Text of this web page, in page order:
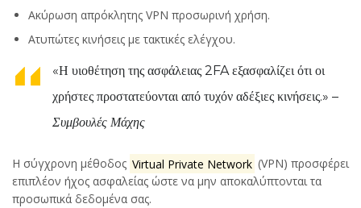
Ακύρωση απρόκλητης VPN προσωρινή χρήση.
Ατυπώτες κινήσεις με τακτικές ελέγχου.
«Η υιοθέτηση της ασφάλειας 2FA εξασφαλίζει ότι οι
χρήστες προστατεύονται από τυχόν αδέξιες κινήσεις.» –
Συμβουλές Μάχης
Η σύγχρονη μέθοδος Virtual Private Network (VPN) προσφέρει
επιπλέον ήχος ασφαλείας ώστε να μην αποκαλύπτονται τα
προσωπικά δεδομένα σας.